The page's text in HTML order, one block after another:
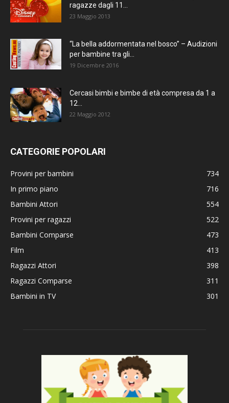
ragazze dagli 11...
23 Maggio 2013
“La bella addormentata nel bosco” – Audizioni
per bambine tra gli...
19 Dicembre 2016
Cercasi bimbi e bimbe di età compresa da 1 a
12...
22 Maggio 2012
CATEGORIE POPOLARI
Provini per bambini
734
In primo piano
716
Bambini Attori
554
Provini per ragazzi
522
Bambini Comparse
473
Film
413
Ragazzi Attori
398
Ragazzi Comparse
311
Bambini in TV
301